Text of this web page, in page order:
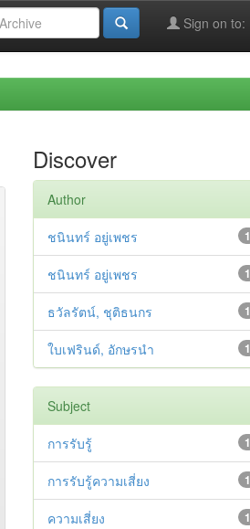
Sign on to:
Discover
Author
1
ชนินทร์ อยู่เพชร
1
ชนินทร์ อยู่เพชร
1
ธวัลรัตน์, ชุติธนกร
1
ใบเฟรินด์, อักษรนำ
Subject
1
การรับรู้
1
การรับรู้ความเสี่ยง
1
ความเสี่ยง